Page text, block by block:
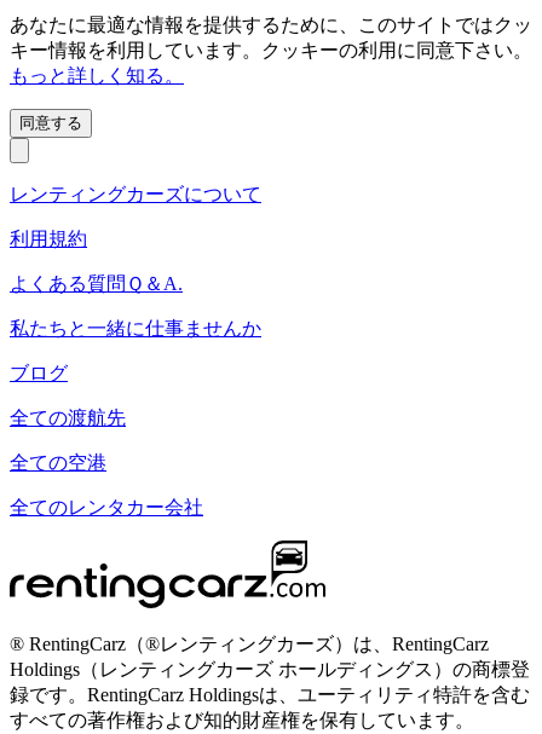
あなたに最適な情報を提供するために、このサイトではクッ
キー情報を利用しています。クッキーの利用に同意下さい。
もっと詳しく知る。
同意する
レンティングカーズについて
利用規約
よくある質問Ｑ＆A.
私たちと一緒に仕事ませんか
ブログ
全ての渡航先
全ての空港
全てのレンタカー会社
® RentingCarz（®レンティングカーズ）は、RentingCarz
Holdings（レンティングカーズ ホールディングス）の商標登
録です。RentingCarz Holdingsは、ユーティリティ特許を含む
すべての著作権および知的財産権を保有しています。